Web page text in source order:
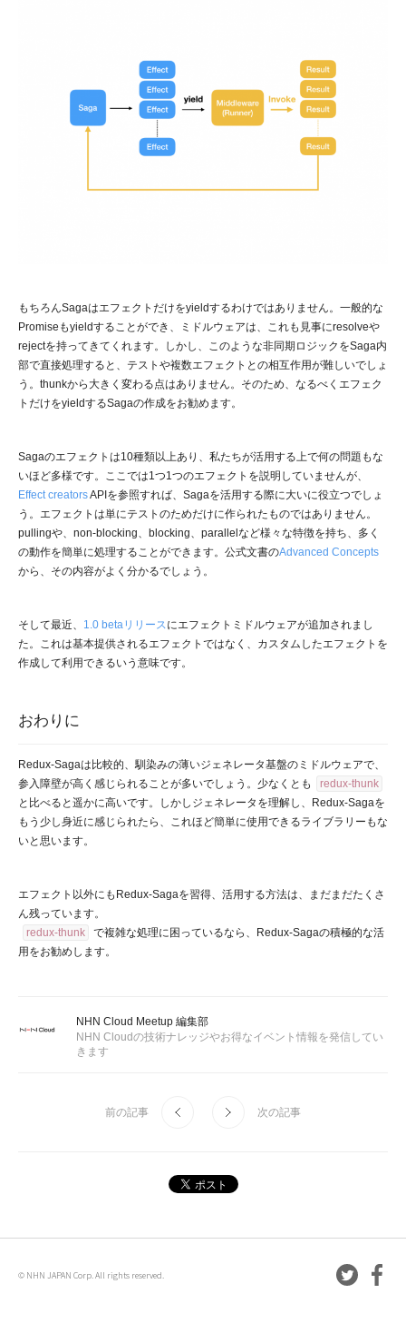
もちろんSagaはエフェクトだけをyieldするわけではありません。一般的な
Promiseもyieldすることができ、ミドルウェアは、これも見事にresolveや
rejectを持ってきてくれます。しかし、このような非同期ロジックをSaga内
部で直接処理すると、テストや複数エフェクトとの相互作用が難しいでしょ
う。thunkから大きく変わる点はありません。そのため、なるべくエフェク
トだけをyieldするSagaの作成をお勧めます。
Sagaのエフェクトは10種類以上あり、私たちが活用する上で何の問題もな
いほど多様です。ここでは1つ1つのエフェクトを説明していませんが、
Effect creatorsAPIを参照すれば、Sagaを活用する際に大いに役立つでしょ
う。エフェクトは単にテストのためだけに作られたものではありません。
pullingや、non-blocking、blocking、parallelなど様々な特徴を持ち、多く
の動作を簡単に処理することができます。公式文書のAdvanced Concepts
から、その内容がよく分かるでしょう。
そして最近、 1.0 betaリリースにエフェクトミドルウェアが追加されまし
た。これは基本提供されるエフェクトではなく、カスタムしたエフェクトを
作成して利用できるいう意味です。
おわりに
Redux-Sagaは比較的、馴染みの薄いジェネレータ基盤のミドルウェアで、
参入障壁が高く感じられることが多いでしょう。少なくとも
redux-thunk
と比べると遥かに高いです。しかしジェネレータを理解し、Redux-Sagaを
もう少し身近に感じられたら、これほど簡単に使用できるライブラリーもな
いと思います。
エフェクト以外にもRedux-Sagaを習得、活用する方法は、まだまだたくさ
ん残っています。
redux-thunk
で複雑な処理に困っているなら、Redux-Sagaの積極的な活
用をお勧めします。
NHN Cloud Meetup 編集部
NHN Cloudの技術ナレッジやお得なイベント情報を発信してい
きます
前の記事 次の記事
© NHN JAPAN Corp. All rights reserved.